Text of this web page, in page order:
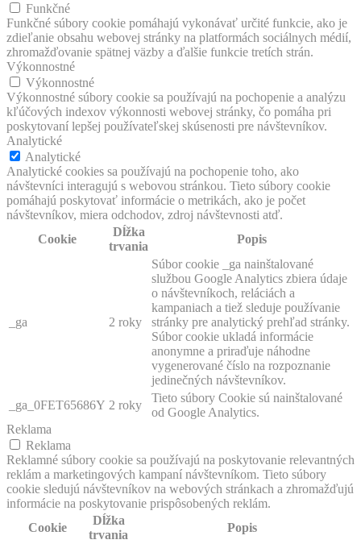
Funkčné
Funkčné súbory cookie pomáhajú vykonávať určité funkcie, ako je
zdieľanie obsahu webovej stránky na platformách sociálnych médií,
zhromažďovanie spätnej väzby a ďalšie funkcie tretích strán.
Výkonnostné
Výkonnostné
Výkonnostné súbory cookie sa používajú na pochopenie a analýzu
kľúčových indexov výkonnosti webovej stránky, čo pomáha pri
poskytovaní lepšej používateľskej skúsenosti pre návštevníkov.
Analytické
Analytické
Analytické cookies sa používajú na pochopenie toho, ako
návštevníci interagujú s webovou stránkou. Tieto súbory cookie
pomáhajú poskytovať informácie o metrikách, ako je počet
návštevníkov, miera odchodov, zdroj návštevnosti atď.
Cookie
Dĺžka
trvania
Popis
_ga 2 roky
Súbor cookie _ga nainštalované
službou Google Analytics zbiera údaje
o návštevníkoch, reláciách a
kampaniach a tiež sleduje používanie
stránky pre analytický prehľad stránky.
Súbor cookie ukladá informácie
anonymne a priraďuje náhodne
vygenerované číslo na rozpoznanie
jedinečných návštevníkov.
_ga_0FET65686Y 2 roky
Tieto súbory Cookie sú nainštalované
od Google Analytics.
Reklama
Reklama
Reklamné súbory cookie sa používajú na poskytovanie relevantných
reklám a marketingových kampaní návštevníkom. Tieto súbory
cookie sledujú návštevníkov na webových stránkach a zhromažďujú
informácie na poskytovanie prispôsobených reklám.
Cookie
Dĺžka
trvania
Popis